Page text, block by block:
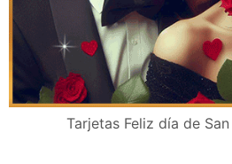
Tarjetas Feliz día de